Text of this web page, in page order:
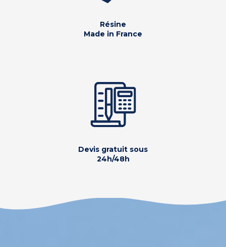
Résine
Made in France
Devis gratuit sous
24h/48h